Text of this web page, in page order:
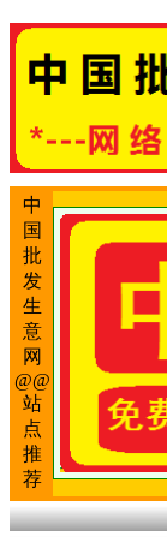
中
国
批
发
生
意
网
@@
站
点
推
荐